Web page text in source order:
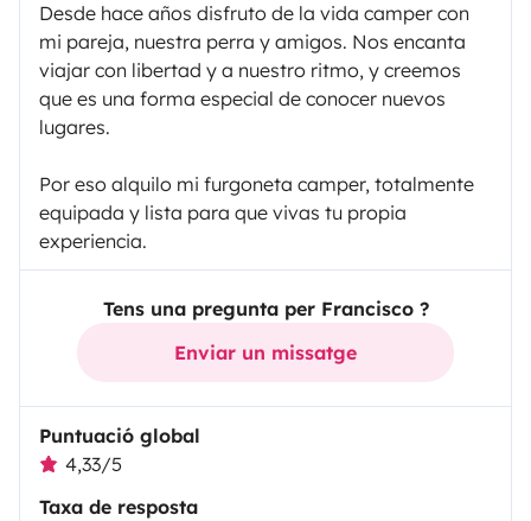
Desde hace años disfruto de la vida camper con
mi pareja, nuestra perra y amigos. Nos encanta
viajar con libertad y a nuestro ritmo, y creemos
que es una forma especial de conocer nuevos
lugares.
Por eso alquilo mi furgoneta camper, totalmente
equipada y lista para que vivas tu propia
experiencia.
Tens una pregunta per Francisco ?
Enviar un missatge
Puntuació global
4,33/5
Taxa de resposta